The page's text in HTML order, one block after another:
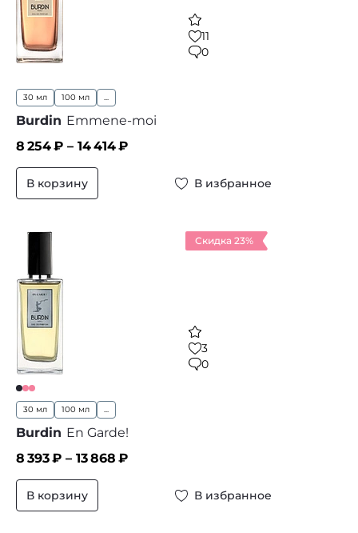
11
0
30 мл 100 мл ...
Burdin Emmene-moi
8 254₽ – 14 414₽
В корзину В избранное
Скидка 23%
3
0
30 мл 100 мл ...
Burdin En Garde!
8 393₽ – 13 868 ₽
В корзину В избранное